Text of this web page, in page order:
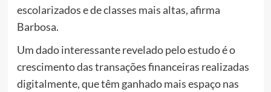
escolarizados e de classes mais altas, afirma
Barbosa.
Um dado interessante revelado pelo estudo é o
crescimento das transações financeiras realizadas
digitalmente, que têm ganhado mais espaço nas